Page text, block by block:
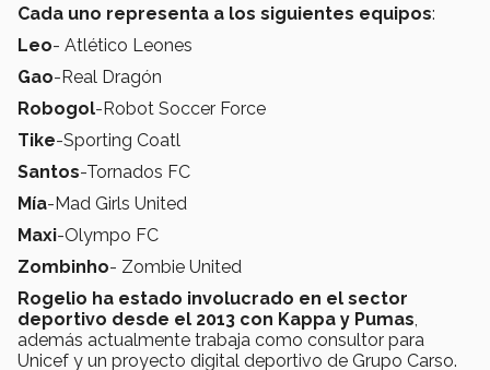
Cada uno representa a los siguientes equipos:
Leo- Atlético Leones
Gao-Real Dragón
Robogol-Robot Soccer Force
Tike-Sporting Coatl
Santos-Tornados FC
Mía-Mad Girls United
Maxi-Olympo FC
Zombinho- Zombie United
Rogelio ha estado involucrado en el sector
deportivo desde el 2013 con Kappa y Pumas,
además actualmente trabaja como consultor para
Unicef y un proyecto digital deportivo de Grupo Carso.